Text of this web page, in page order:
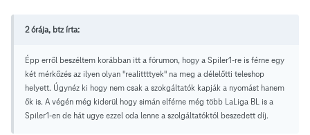
2 órája, btz írta:
Épp erről beszéltem korábban itt a fórumon, hogy a Spiler1-re is férne egy
két mérkőzés az ilyen olyan "realittttyek" na meg a délelőtti teleshop
helyett. Úgynéz ki hogy nem csak a szokgáltatók kapják a nyomást hanem
ők is. A végén még kiderül hogy simán elférne még több LaLiga BL is a
Spiler1-en de hát ugye ezzel oda lenne a szolgáltatóktól beszedett díj.